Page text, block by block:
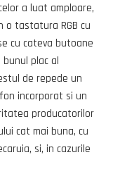
a luat amploare,
tastatura RGB cu
cu cateva butoane
plac al
de repede un
incorporat si un
producatorilor
cat mai buna, cu
si, in cazurile